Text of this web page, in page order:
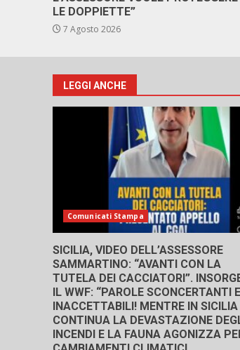
LE DOPPIETTE”
7 Agosto 2026
LEGGI ANCHE
Comunicati Stampa
SICILIA, VIDEO DELL’ASSESSORE
SAMMARTINO: “AVANTI CON LA
TUTELA DEI CACCIATORI”.
IL WWF: “PAROLE SCONCERTANTI E
INACCETTABILI! MENTRE IN SICILIA
CONTINUA LA DEVASTAZIONE
INCENDI E LA FAUNA AGONIZZA